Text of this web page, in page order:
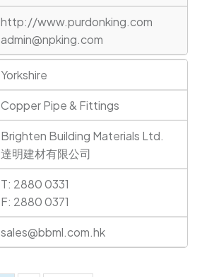
http://www.purdonking.com
admin@npking.com
Yorkshire
Copper Pipe & Fittings
Brighten Building Materials Ltd.
達明建材有限公司
T: 2880 0331
F: 2880 0371
sales@bbml.com.hk